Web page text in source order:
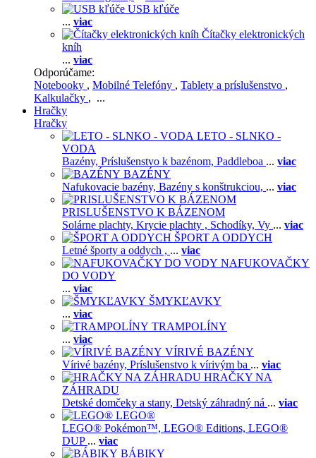
USB kľúče
... viac
Čítačky elektronických
kníh
... viac
Odporúčame:
Notebooky , Mobilné Telefóny , Tablety a príslušenstvo ,
Kalkulačky , ...
Hračky
Hračky
LETO - SLNKO -
VODA
Bazény, Príslušenstvo k bazénom, Paddleboa ... viac
BAZÉNY
Nafukovacie bazény, Bazény s konštrukciou, ... viac
PRISLUŠENSTVO K BÁZENOM
Solárne plachty, Krycie plachty , Schodíky, Vy ... viac
ŠPORT A ODDYCH
Letné športy a oddych , ... viac
NAFUKOVAČKY
DO VODY
... viac
ŠMYKĽAVKY
... viac
TRAMPOLÍNY
... viac
VÍRIVÉ BAZÉNY
Vírivé bazény, Príslušenstvo k vírivým ba ... viac
HRAČKY NA
ZÁHRADU
Detské domčeky a stany, Detský záhradný ná ... viac
LEGO®
LEGO® Pokémon™, LEGO® Editions, LEGO®
DUP ... viac
BÁBIKY